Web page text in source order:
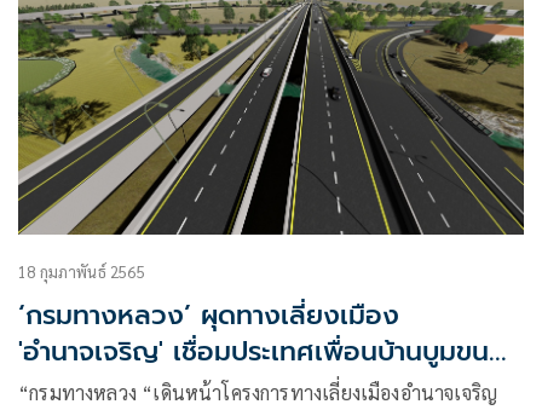
18 กุมภาพันธ์ 2565
‘กรมทางหลวง’ ผุดทางเลี่ยงเมือง
'อำนาจเจริญ' เชื่อมประเทศเพื่อนบ้านบูมขนส่ง
ภาคอีสาน
“กรมทางหลวง “เดินหน้าโครงการทางเลี่ยงเมืองอำนาจเจริญ